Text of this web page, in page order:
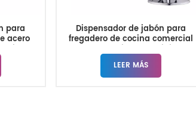
para
acero
Dispensador de jabón para
fregadero de cocina comercial
fábrica
LEER MÁS